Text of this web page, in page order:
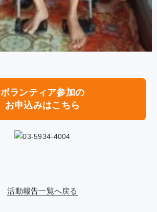
ボランティア参加の
お申込みはこちら
活動報告一覧へ戻る